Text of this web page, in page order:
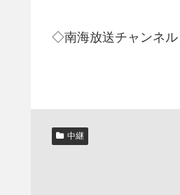
◇南海放送チャンネル
中継